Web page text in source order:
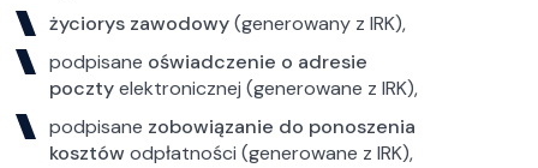
życiorys zawodowy(generowany z IRK),
podpisane oświadczenie o adresie
pocztyelektronicznej (generowane z IRK),
podpisane zobowiązanie do ponoszenia
kosztów odpłatności (generowane z IRK),